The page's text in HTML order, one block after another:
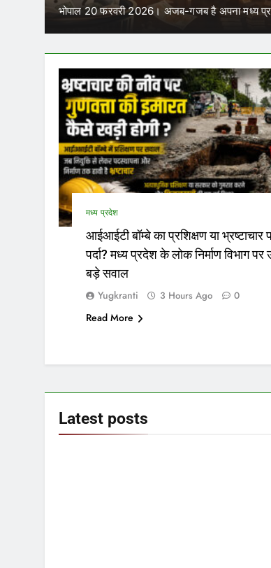
मध्य प्रदेश। यहां साल में चार बार विधानसभा…
मध्य प्रदेश
आईआईटी बॉम्बे का प्रशिक्षण या भ्रष्टाचार
पर्दा? मध्य प्रदेश के लोक निर्माण विभाग पर
बड़े सवाल
Yugkranti 3 Hours Ago 0
Read More
Latest posts